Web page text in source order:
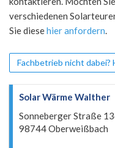
verschiedenen
Sie diesehier anfordern.
Fachbetrieb nicht dabei?
Solar Wärme Walther
Sonneberger Straße
98744 Oberweißbach